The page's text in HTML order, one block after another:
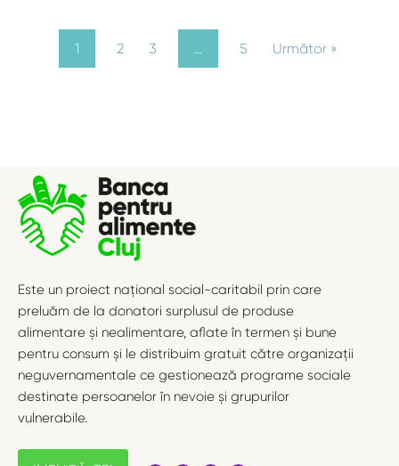
1 2 3 … 5 Următor »
Este un proiect național social-caritabil prin care
preluăm de la donatori surplusul de produse
alimentare și nealimentare, aflate în termen și bune
pentru consum și le distribuim gratuit către organizații
neguvernamentale ce gestionează programe sociale
destinate persoanelor în nevoie și grupurilor
vulnerabile.